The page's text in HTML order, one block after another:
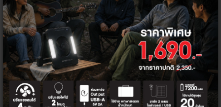
โค้ด/คูปองส่วนลด
KYORT100D ซื้อเครื่องวัด KYORITSU รับโค้ดส่วนลด
100 บาท
HITEK5PER ส่วนลดท้ายบิล 5%
จำนวน